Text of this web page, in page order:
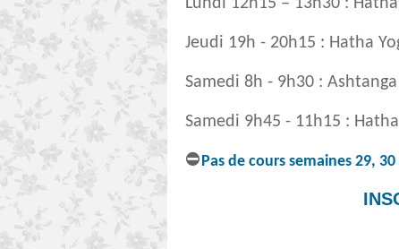
Lundi 12h15 – 13h30 : Hatha
Jeudi 19h - 20h15 : Hatha
Samedi 8h - 9h30 :
Samedi 9h45 - 11h15 :
⛔Pas de cours semaines 29,